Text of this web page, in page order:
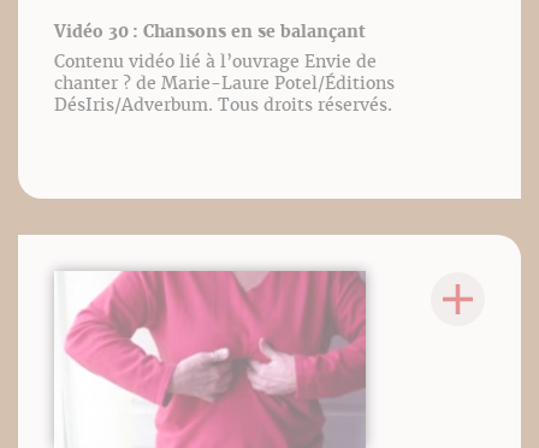
Vidéo 30 : Chansons en se balançant
Contenu vidéo lié à l’ouvrage Envie de
chanter ? de Marie-Laure Potel/Éditions
DésIris/Adverbum. Tous droits réservés.